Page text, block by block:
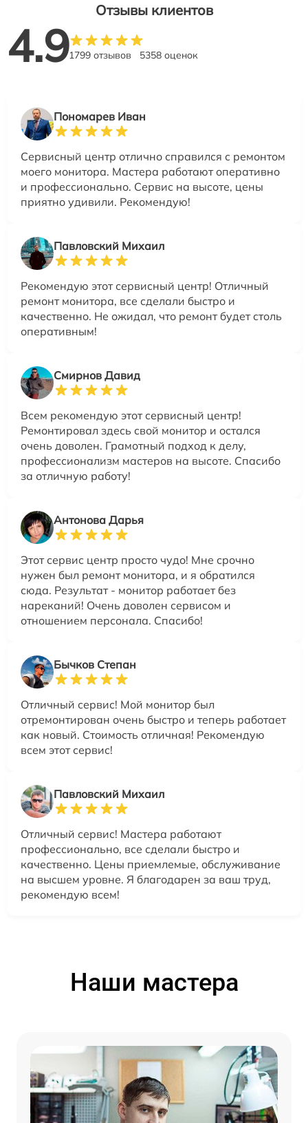
Отзывы клиентов
4.91799 отзывов 5358 оценок
Пономарев Иван
Сервисный центр отлично справился с ремонтом
моего монитора. Мастера работают оперативно
и профессионально. Сервис на высоте, цены
приятно удивили. Рекомендую!
Павловский Михаил
Рекомендую этот сервисный центр! Отличный
ремонт монитора, все сделали быстро и
качественно. Не ожидал, что ремонт будет столь
оперативным!
Смирнов Давид
Всем рекомендую этот сервисный центр!
Ремонтировал здесь свой монитор и остался
очень доволен. Грамотный подход к делу,
профессионализм мастеров на высоте. Спасибо
за отличную работу!
Антонова Дарья
Этот сервис центр просто чудо! Мне срочно
нужен был ремонт монитора, и я обратился
сюда. Результат - монитор работает без
нареканий! Очень доволен сервисом и
отношением персонала. Спасибо!
Бычков Степан
Отличный сервис! Мой монитор был
отремонтирован очень быстро и теперь работает
как новый. Стоимость отличная! Рекомендую
всем этот сервис!
Павловский Михаил
Отличный сервис! Мастера работают
профессионально, все сделали быстро и
качественно. Цены приемлемые, обслуживание
на высшем уровне. Я благодарен за ваш труд,
рекомендую всем!
Наши мастера